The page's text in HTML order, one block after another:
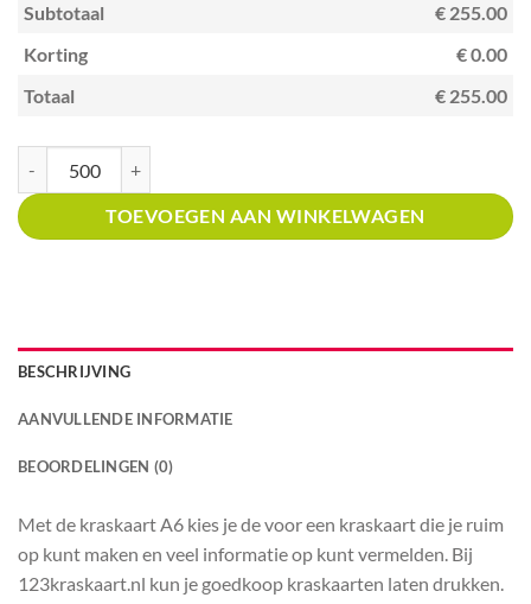
Subtotaal
€ 255.00
Korting
€ 0.00
Totaal
€ 255.00
TOEVOEGEN AAN WINKELWAGEN
BESCHRIJVING
AANVULLENDE INFORMATIE
BEOORDELINGEN (0)
Met de kraskaart A6 kies je de voor een kraskaart die je ruim
op kunt maken en veel informatie op kunt vermelden. Bij
123kraskaart.nl kun je goedkoop kraskaarten laten drukken.